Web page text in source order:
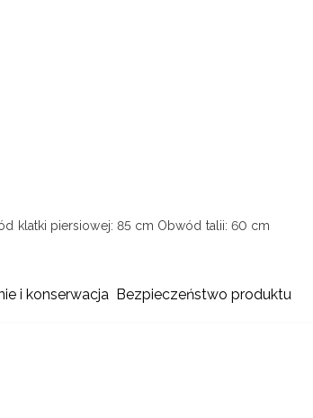
klatki piersiowej: 85 cm Obwód talii: 60 cm
i konserwacja Bezpieczeństwo produktu